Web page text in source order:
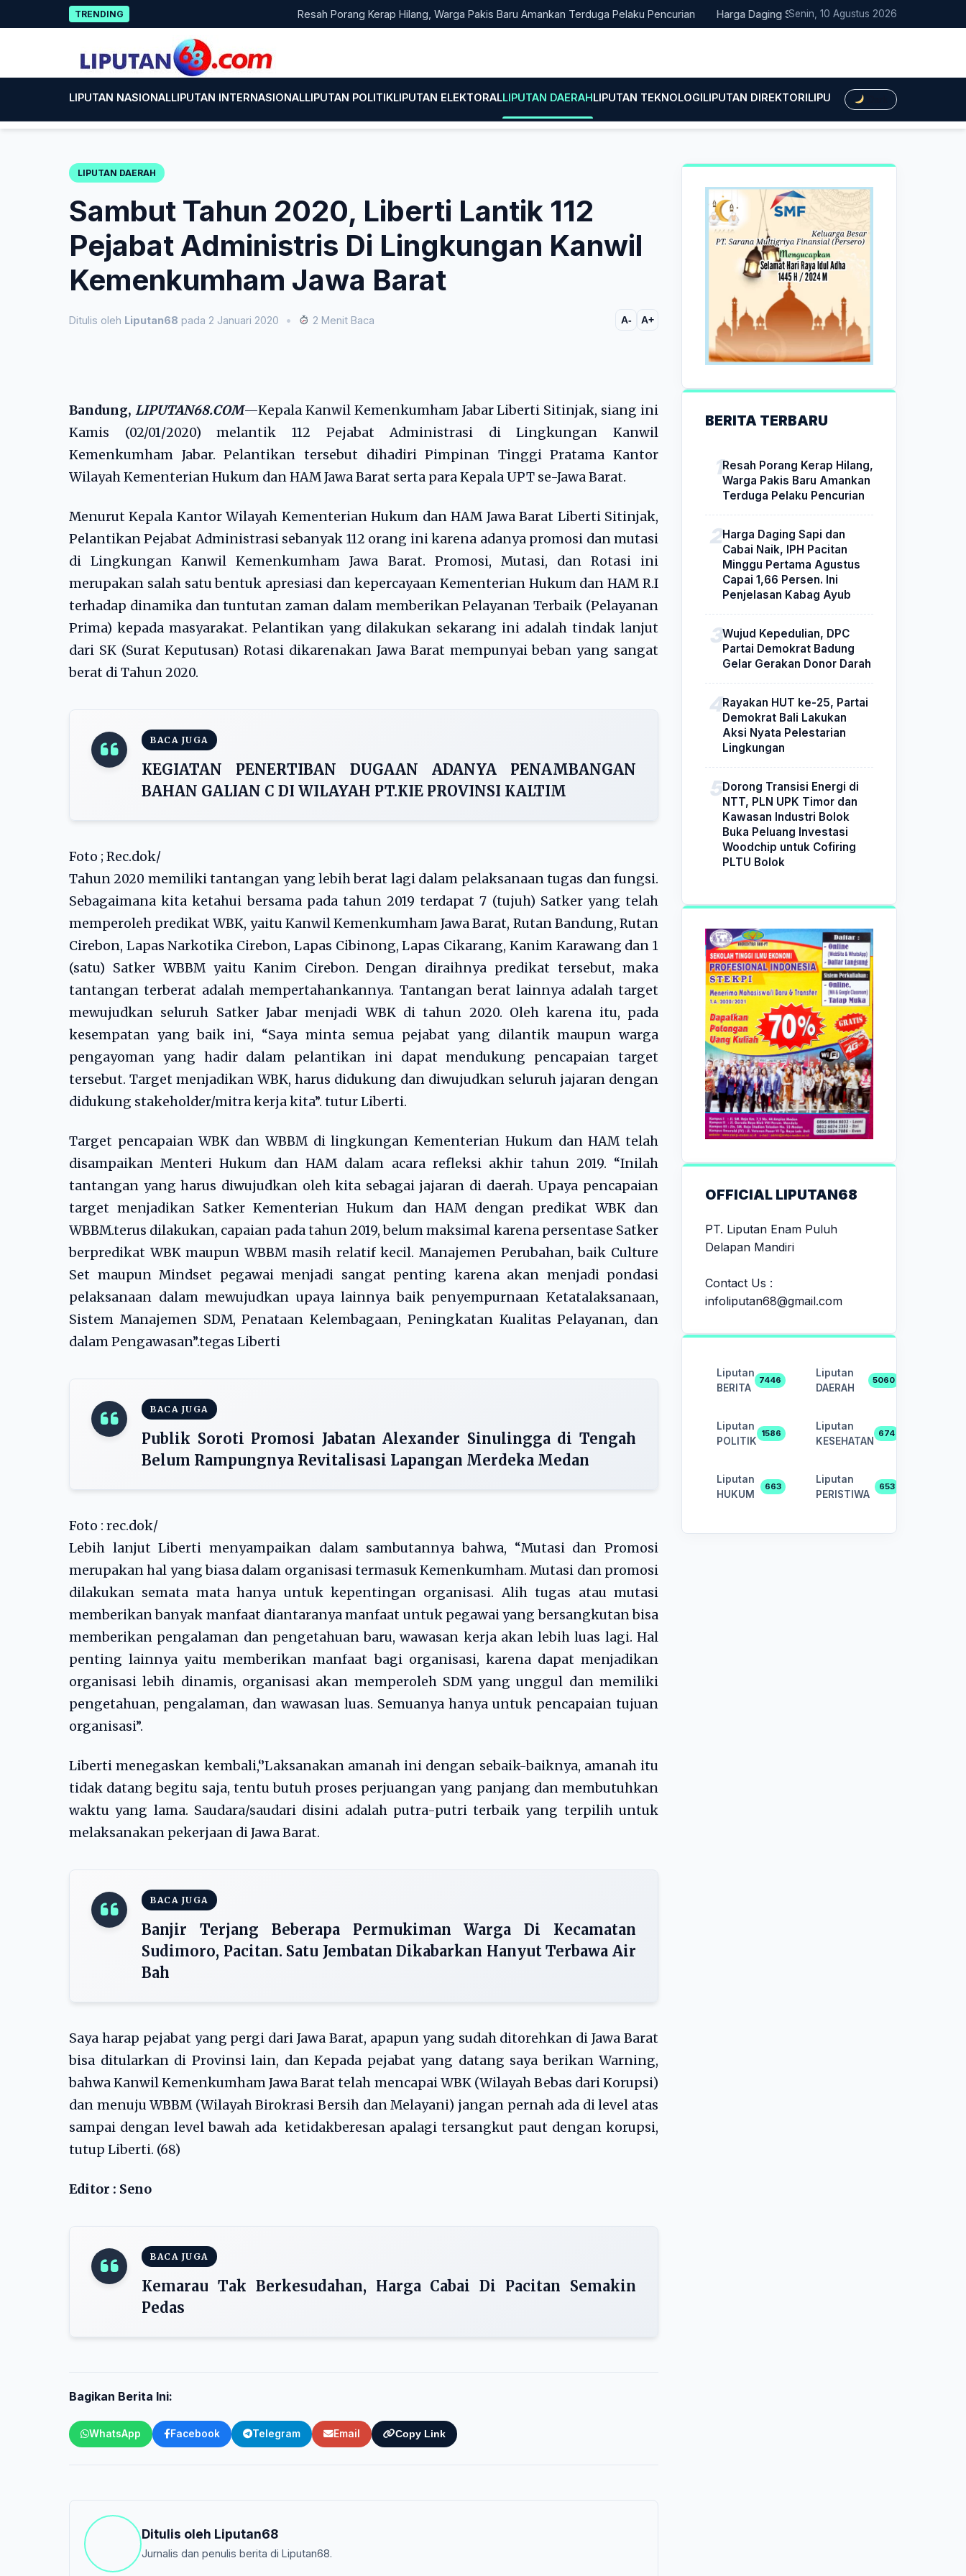
to
TRENDING Resah Porang Kerap Hilang, Warga Pakis Baru Amankan Terduga Pelaku Pencurian Harga Daging Sapi dan Cabai Naik, IPH Pacitan Minggu
Senin, 10 Agustus 2026
LIPUTAN NASIONALLIPUTAN INTERNASIONALLIPUTAN POLITIKLIPUTAN ELEKTORALLIPUTAN DAERAHLIPUTAN TEKNOLOGILIPUTAN DIREKTORILIPUTAN HUKUMLIPUTAN
LIPUTAN DAERAH
Sambut Tahun 2020, Liberti Lantik 112
Pejabat Administris Di Lingkungan Kanwil
Kemenkumham Jawa Barat
Ditulis oleh Liputan68 pada 2 Januari 2020 • 2 Menit Baca A- A+
Bandung, LIPUTAN68.COM—Kepala Kanwil Kemenkumham Jabar Liberti Sitinjak, siang ini
Kamis (02/01/2020) melantik 112 Pejabat Administrasi di Lingkungan Kanwil
Kemenkumham Jabar. Pelantikan tersebut dihadiri Pimpinan Tinggi Pratama Kantor
Wilayah Kementerian Hukum dan HAM Jawa Barat serta para Kepala UPT se-Jawa Barat.
Menurut Kepala Kantor Wilayah Kementerian Hukum dan HAM Jawa Barat Liberti Sitinjak,
Pelantikan Pejabat Administrasi sebanyak 112 orang ini karena adanya promosi dan mutasi
di Lingkungan Kanwil Kemenkumham Jawa Barat. Promosi, Mutasi, dan Rotasi ini
merupakan salah satu bentuk apresiasi dan kepercayaan Kementerian Hukum dan HAM R.I
terhadap dinamika dan tuntutan zaman dalam memberikan Pelayanan Terbaik (Pelayanan
Prima) kepada masyarakat. Pelantikan yang dilakukan sekarang ini adalah tindak lanjut
dari SK (Surat Keputusan) Rotasi dikarenakan Jawa Barat mempunyai beban yang sangat
berat di Tahun 2020.
BACA JUGA
KEGIATAN PENERTIBAN DUGAAN ADANYA PENAMBANGAN
BAHAN GALIAN C DI WILAYAH PT.KIE PROVINSI KALTIM
Foto ; Rec.dok/
Tahun 2020 memiliki tantangan yang lebih berat lagi dalam pelaksanaan tugas dan fungsi.
Sebagaimana kita ketahui bersama pada tahun 2019 terdapat 7 (tujuh) Satker yang telah
memperoleh predikat WBK, yaitu Kanwil Kemenkumham Jawa Barat, Rutan Bandung, Rutan
Cirebon, Lapas Narkotika Cirebon, Lapas Cibinong, Lapas Cikarang, Kanim Karawang dan 1
(satu) Satker WBBM yaitu Kanim Cirebon. Dengan diraihnya predikat tersebut, maka
tantangan terberat adalah mempertahankannya. Tantangan berat lainnya adalah target
mewujudkan seluruh Satker Jabar menjadi WBK di tahun 2020. Oleh karena itu, pada
kesempatan yang baik ini, “Saya minta semua pejabat yang dilantik maupun warga
pengayoman yang hadir dalam pelantikan ini dapat mendukung pencapaian target
tersebut. Target menjadikan WBK, harus didukung dan diwujudkan seluruh jajaran dengan
didukung stakeholder/mitra kerja kita”. tutur Liberti.
Target pencapaian WBK dan WBBM di lingkungan Kementerian Hukum dan HAM telah
disampaikan Menteri Hukum dan HAM dalam acara refleksi akhir tahun 2019. “Inilah
tantangan yang harus diwujudkan oleh kita sebagai jajaran di daerah. Upaya pencapaian
target menjadikan Satker Kementerian Hukum dan HAM dengan predikat WBK dan
WBBM.terus dilakukan, capaian pada tahun 2019, belum maksimal karena persentase Satker
berpredikat WBK maupun WBBM masih relatif kecil. Manajemen Perubahan, baik Culture
Set maupun Mindset pegawai menjadi sangat penting karena akan menjadi pondasi
pelaksanaan dalam mewujudkan upaya lainnya baik penyempurnaan Ketatalaksanaan,
Sistem Manajemen SDM, Penataan Kelembagaan, Peningkatan Kualitas Pelayanan, dan
dalam Pengawasan”.tegas Liberti
BACA JUGA
Publik Soroti Promosi Jabatan Alexander Sinulingga di Tengah
Belum Rampungnya Revitalisasi Lapangan Merdeka Medan
Foto : rec.dok/
Lebih lanjut Liberti menyampaikan dalam sambutannya bahwa, “Mutasi dan Promosi
merupakan hal yang biasa dalam organisasi termasuk Kemenkumham. Mutasi dan promosi
dilakukan semata mata hanya untuk kepentingan organisasi. Alih tugas atau mutasi
memberikan banyak manfaat diantaranya manfaat untuk pegawai yang bersangkutan bisa
memberikan pengalaman dan pengetahuan baru, wawasan kerja akan lebih luas lagi. Hal
penting lainnya yaitu memberikan manfaat bagi organisasi, karena dapat menjadikan
organisasi lebih dinamis, organisasi akan memperoleh SDM yang unggul dan memiliki
pengetahuan, pengalaman, dan wawasan luas. Semuanya hanya untuk pencapaian tujuan
organisasi”.
Liberti menegaskan kembali,‘’Laksanakan amanah ini dengan sebaik-baiknya, amanah itu
tidak datang begitu saja, tentu butuh proses perjuangan yang panjang dan membutuhkan
waktu yang lama. Saudara/saudari disini adalah putra-putri terbaik yang terpilih untuk
melaksanakan pekerjaan di Jawa Barat.
BACA JUGA
Banjir Terjang Beberapa Permukiman Warga Di Kecamatan
Sudimoro, Pacitan. Satu Jembatan Dikabarkan Hanyut Terbawa Air
Bah
Saya harap pejabat yang pergi dari Jawa Barat, apapun yang sudah ditorehkan di Jawa Barat
bisa ditularkan di Provinsi lain, dan Kepada pejabat yang datang saya berikan Warning,
bahwa Kanwil Kemenkumham Jawa Barat telah mencapai WBK (Wilayah Bebas dari Korupsi)
dan menuju WBBM (Wilayah Birokrasi Bersih dan Melayani) jangan pernah ada di level atas
sampai dengan level bawah ada ketidakberesan apalagi tersangkut paut dengan korupsi,
tutup Liberti. (68)
Editor : Seno
BACA JUGA
Kemarau Tak Berkesudahan, Harga Cabai Di Pacitan Semakin
Pedas
Bagikan Berita Ini:
WhatsApp Facebook Telegram Email Copy Link
Ditulis oleh Liputan68
Jurnalis dan penulis berita di Liputan68.
BERITA TERBARU
Resah Porang Kerap Hilang,
Warga Pakis Baru Amankan
Terduga Pelaku Pencurian
Harga Daging Sapi dan
Cabai Naik, IPH Pacitan
Minggu Pertama Agustus
Capai 1,66 Persen. Ini
Penjelasan Kabag Ayub
Wujud Kepedulian, DPC
Partai Demokrat Badung
Gelar Gerakan Donor Darah
Rayakan HUT ke-25, Partai
Demokrat Bali Lakukan
Aksi Nyata Pelestarian
Lingkungan
Dorong Transisi Energi di
NTT, PLN UPK Timor dan
Kawasan Industri Bolok
Buka Peluang Investasi
Woodchip untuk Cofiring
PLTU Bolok
OFFICIAL LIPUTAN68
PT. Liputan Enam Puluh
Delapan Mandiri
Contact Us :
infoliputan68@gmail.com
Liputan
BERITA
7446
Liputan
DAERAH
5060
Liputan
POLITIK
1586
Liputan
KESEHATAN
674
Liputan
HUKUM
663
Liputan
PERISTIWA
653